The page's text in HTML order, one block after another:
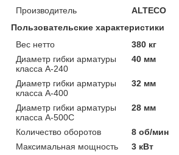
Производитель
ALTECO
Пользовательские характеристики
Вес нетто
380 кг
Диаметр гибки арматуры
класса А-240
40 мм
Диаметр гибки арматуры
класса А-400
32 мм
Диаметр гибки арматуры
класса А-500С
28 мм
Количество оборотов
8 об/мин
Максимальная мощность
3 кВт